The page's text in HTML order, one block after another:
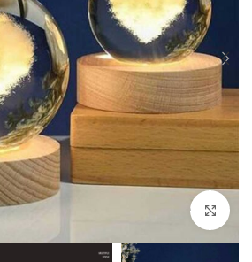
Click to enlarge